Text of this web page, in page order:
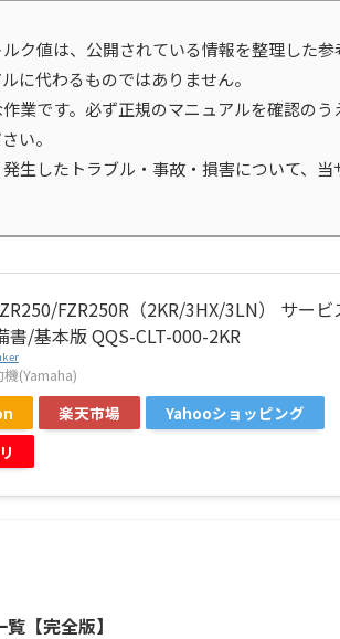
ク値は、公開されている情報を整理した参
に代わるものではありません。
業です。必ず正規のマニュアルを確認のう
い。
生したトラブル・事故・損害について、当
FZR250R（2KR/3HX/3LN） サービ
書/基本版 QQS-CLT-000-2KR
(Yamaha)
楽天市場
Yahooショッピング
【完全版】